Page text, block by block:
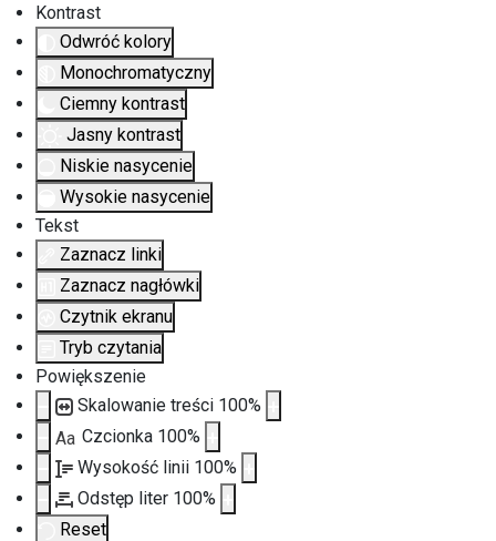
Kontrast
Odwróć kolory
Monochromatyczny
Ciemny kontrast
Jasny kontrast
Niskie nasycenie
Wysokie nasycenie
Tekst
Zaznacz linki
Zaznacz nagłówki
Czytnik ekranu
Tryb czytania
Powiększenie
Skalowanie treści 100%
Aa Czcionka 100%
Wysokość linii 100%
Odstęp liter 100%
Reset